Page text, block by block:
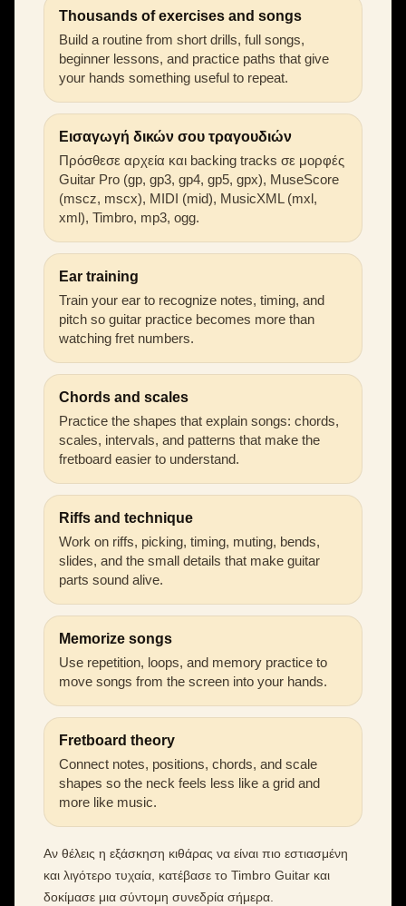
Thousands of exercises and songs
Build a routine from short drills, full songs,
beginner lessons, and practice paths that give
your hands something useful to repeat.
Εισαγωγή δικών σου τραγουδιών
Πρόσθεσε αρχεία και backing tracks σε μορφές
Guitar Pro (gp, gp3, gp4, gp5, gpx), MuseScore
(mscz, mscx), MIDI (mid), MusicXML (mxl,
xml), Timbro, mp3, ogg.
Ear training
Train your ear to recognize notes, timing, and
pitch so guitar practice becomes more than
watching fret numbers.
Chords and scales
Practice the shapes that explain songs: chords,
scales, intervals, and patterns that make the
fretboard easier to understand.
Riffs and technique
Work on riffs, picking, timing, muting, bends,
slides, and the small details that make guitar
parts sound alive.
Memorize songs
Use repetition, loops, and memory practice to
move songs from the screen into your hands.
Fretboard theory
Connect notes, positions, chords, and scale
shapes so the neck feels less like a grid and
more like music.
Αν θέλεις η εξάσκηση κιθάρας να είναι πιο εστιασμένη
και λιγότερο τυχαία, κατέβασε το Timbro Guitar και
δοκίμασε μια σύντομη συνεδρία σήμερα.